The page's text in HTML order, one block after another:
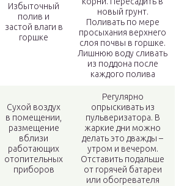
Избыточный
полив и
застой влаги в
горшке
новый грунт.
Поливать по мере
просыхания верхнего
слоя почвы в горшке.
Лишнюю воду сливать
из поддона после
каждого полива
Сухой воздух
в помещении,
размещение
вблизи
работающих
отопительных
приборов
Регулярно
опрыскивать из
пульверизатора. В
жаркие дни можно
делать это дважды –
утром и вечером.
Отставить подальше
от горячей батареи
или обогревателя